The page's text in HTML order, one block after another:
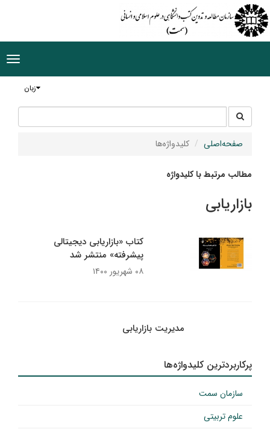
زبان
جستجو
در
سایت
صفحه‌اصلی کلیدواژه‌ها
مطالب مرتبط با کلیدواژه
بازاریابی
کتاب «بازاریابی دیجیتالی
پیشرفته» منتشر شد
۰۸ شهریور ۱۴۰۰
مدیریت بازاریابی
پرکاربردترین کلیدواژه‌ها
سازمان سمت
علوم تربیتی